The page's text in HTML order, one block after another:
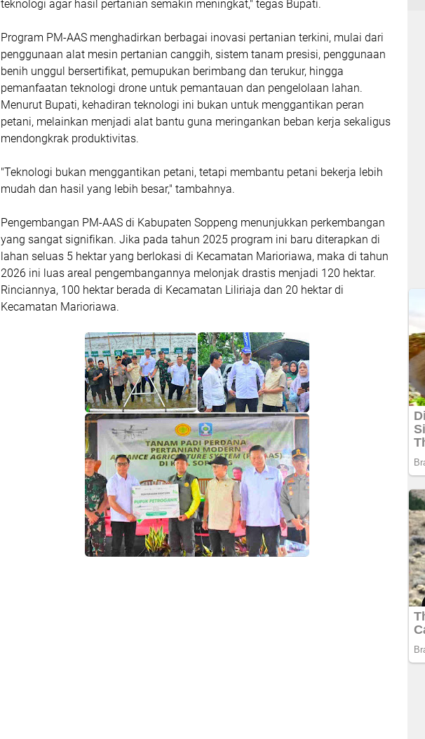
teknologi agar hasil pertanian semakin meningkat," tegas Bupati.
Program PM-AAS menghadirkan berbagai inovasi pertanian terkini, mulai dari
penggunaan alat mesin pertanian canggih, sistem tanam presisi, penggunaan
benih unggul bersertifikat, pemupukan berimbang dan terukur, hingga
pemanfaatan teknologi drone untuk pemantauan dan pengelolaan lahan.
Menurut Bupati, kehadiran teknologi ini bukan untuk menggantikan peran
petani, melainkan menjadi alat bantu guna meringankan beban kerja sekaligus
mendongkrak produktivitas.
"Teknologi bukan menggantikan petani, tetapi membantu petani bekerja lebih
mudah dan hasil yang lebih besar," tambahnya.
Pengembangan PM-AAS di Kabupaten Soppeng menunjukkan perkembangan
yang sangat signifikan. Jika pada tahun 2025 program ini baru diterapkan di
lahan seluas 5 hektar yang berlokasi di Kecamatan Marioriawa, maka di tahun
2026 ini luas areal pengembangannya melonjak drastis menjadi 120 hektar.
Rinciannya, 100 hektar berada di Kecamatan Liliriaja dan 20 hektar di
Kecamatan Marioriawa.